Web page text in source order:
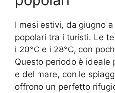
I mesi estivi, da giugno
popolari tra i turisti. Le
i 20°C e i 28°C, con
Questo periodo è ideale
e del mare, con le
offrono un perfetto